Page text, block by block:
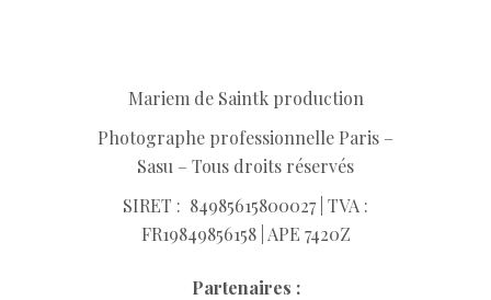
Mariem de Saintk production
Photographe professionnelle Paris –
Sasu – Tous droits réservés
SIRET : 84985615800027 | TVA :
FR19849856158 | APE 7420Z
Partenaires :